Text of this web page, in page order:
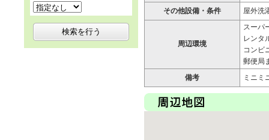
その他設備・条件 屋外洗
周辺環境
スーパ
レンタ
コンビ
郵便局
備考
ミニミ